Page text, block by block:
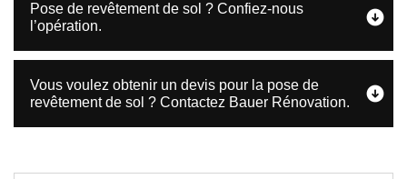
Pose de revêtement de sol ? Confiez-nous
l’opération.
Vous voulez obtenir un devis pour la pose de
revêtement de sol ? Contactez Bauer Rénovation.